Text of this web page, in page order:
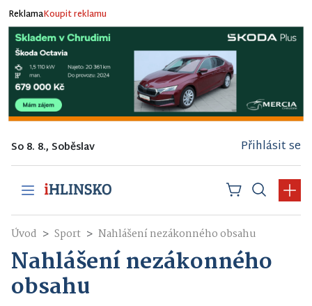
ReklamaKoupit reklamu
So 8. 8., Soběslav Přihlásit se
Úvod Sport Nahlášení nezákonného obsahu
Nahlášení nezákonného
obsahu